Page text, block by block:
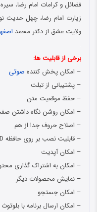
فضائل و کرامات امام رضا،
زیارت امام رضا، چهل حدیث
ولایت عشق از دکتر محمد
برخی از قابلیت ها:
– امکان پخش کننده صوتی
– پشتیبانی از تبلت
– حفظ موقعیت متن
– امکان روشن نگاه داشتن
– اصلاح حروف جدا از هم
– قابلیت نصب بر روی حافظه SD
– امکان آپدیت
– امکان به اشتراک گذاری
– نمایش محصولات دیگر
– امکان جستجو
– امکان ارسال برنامه با بلوتوث